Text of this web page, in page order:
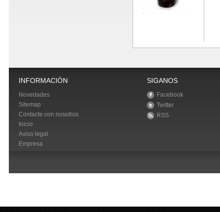
INFORMACIÓN
Novedades
Sitemap
Contacte con nosotros
Inicio
Aviso legal
Empresa
SIGANOS
Facebook
Twitter
RSS